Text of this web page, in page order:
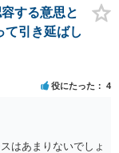
する意思と
て引き延ばし
役にたった 4
はあまりないでしょ